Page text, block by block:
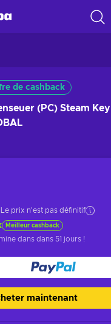
de cashback
(PC) Steam Key
Le prix n'est pas définitif
Meilleur cashback
dans dans 51 jours !
maintenant